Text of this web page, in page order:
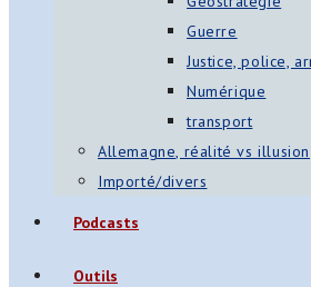
Guerre
Justice, police,
Numérique
transport
Allemagne, réalité vs illusion
Importé/divers
Podcasts
Outils